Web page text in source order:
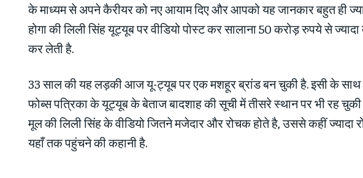
के माध्यम से अपने कैरीयर को नए आयाम दिए और आपको यह जानकार बहुत ही
होगा की लिली सिंह यूट्यूब पर वीडियो पोस्ट कर सालाना 50 करोड़ रुपये से
कर लेती है.
33 साल की यह लड़की आज यू-ट्यूब पर एक मशहूर ब्रांड बन चुकी है. इसी के
फोब्स पत्रिका के यूट्यूब के बेताज बादशाह की सूची में तीसरे स्थान पर भी रह चुकी
मूल की लिली सिंह के वीडियो जितने मजेदार और रोचक होते है, उससे कहीं ज्यादा
यहाँ तक पहुंचने की कहानी है.